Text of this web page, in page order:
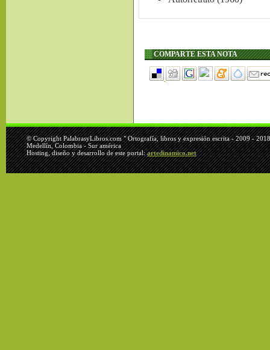
COMPARTE ESTA NOTA
© Copyright PalabrasyLibros.com " Ortografía, libros y expresión escrita - 2009 -
Medellín, Colombia - Sur américa
Hosting, diseño y desarrollo de este portal:artedinamico.net